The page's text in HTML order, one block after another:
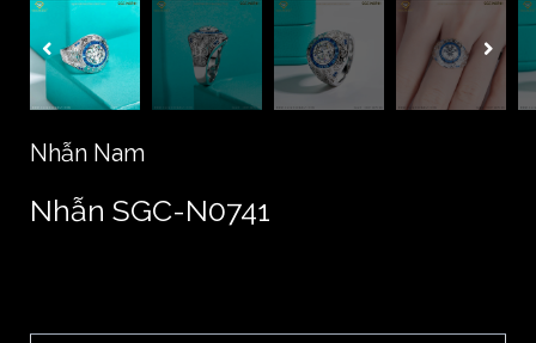
Nhẫn Nam
Nhẫn SGC-N0741